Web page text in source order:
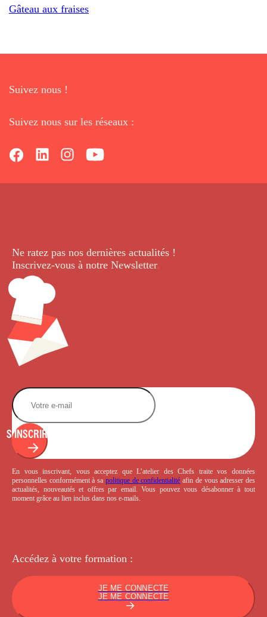
Gâteau aux fraises
Suivez nous !
Suivez nous sur les réseaux :
Ne ratez pas nos dernières actualités !
Inscrivez-vous à notre Newsletter.
S'INSCRIRE
En vous inscrivant, vous acceptez que L’atelier des Chefs traite vos données
personnelles conformément à sa politique de confidentialité afin de vous adresser des
actualités, nouveautés et offres par email. Vous pouvez vous désabonner à tout
moment grâce au lien inclus dans nos e-mails.
Accédez à votre formation :
JE ME CONNECTE
JE ME CONNECTE